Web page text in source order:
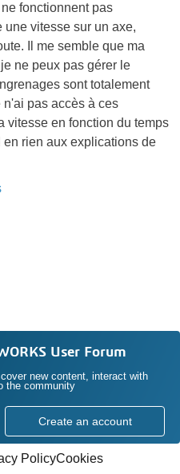
fonctionnent pas
vitesse sur un axe,
Il me semble que ma
ne peux pas gérer le
sont totalement
pas accès à ces
vitesse en fonction du temps
rien aux explications de
User Forum
new content, interact with
the community
Create an account
PolicyCookies